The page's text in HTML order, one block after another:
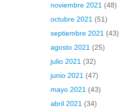
noviembre 2021 (48)
octubre 2021 (51)
septiembre 2021 (43)
agosto 2021 (25)
julio 2021 (32)
junio 2021 (47)
mayo 2021 (43)
abril 2021 (34)